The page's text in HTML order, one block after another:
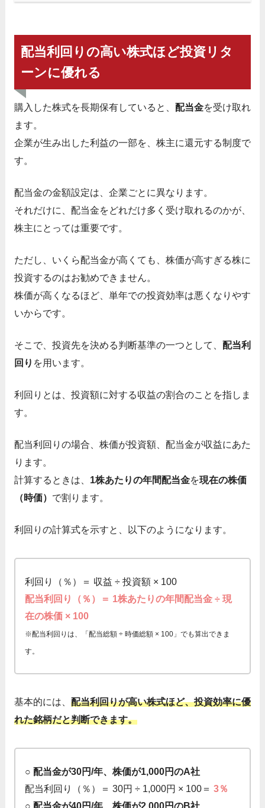
配当利回りの高い株式ほど投資リタ
ーンに優れる
購入した株式を長期保有していると、 配当金を受け取れ
ます。
企業が生み出した利益の一部を、株主に還元する制度で
す。
配当金の金額設定は、企業ごとに異なります。
それだけに、配当金をどれだけ多く受け取れるのかが、
株主にとっては重要です。
ただし、いくら配当金が高くても、株価が高すぎる株に
投資するのはお勧めできません。
株価が高くなるほど、単年での投資効率は悪くなりやす
いからです。
そこで、投資先を決める判断基準の一つとして、 配当利
回り を用います。
利回りとは、投資額に対する収益の割合のことを指しま
す。
配当利回りの場合、株価が投資額、配当金が収益にあた
ります。
計算するときは、 1株あたりの年間配当金を現在の株価
（時価） で割ります。
利回りの計算式を示すと、以下のようになります。
利回り（％）＝ 収益 ÷ 投資額 × 100
配当利回り（％）＝ 1株あたりの年間配当金 ÷ 現
在の株価 × 100
※配当利回りは、「配当総額 ÷ 時価総額 × 100」でも算出できま
す。
基本的には、 配当利回りが高い株式ほど、投資効率に優
れた銘柄だと判断できます。
○ 配当金が30円/年、株価が1,000円のA社
配当利回り（％）＝ 30円 ÷ 1,000円 × 100＝ 3％